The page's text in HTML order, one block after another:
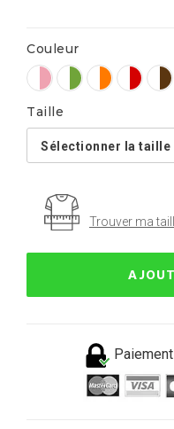
Couleur
Taille
Trouver ma